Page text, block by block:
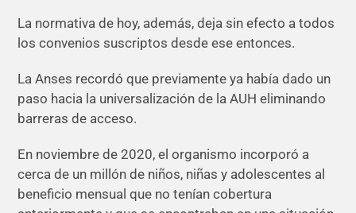
La normativa de hoy, además, deja sin efecto a todos
los convenios suscriptos desde ese entonces.
La Anses recordó que previamente ya había dado un
paso hacia la universalización de la AUH eliminando
barreras de acceso.
En noviembre de 2020, el organismo incorporó a
cerca de un millón de niños, niñas y adolescentes al
beneficio mensual que no tenían cobertura